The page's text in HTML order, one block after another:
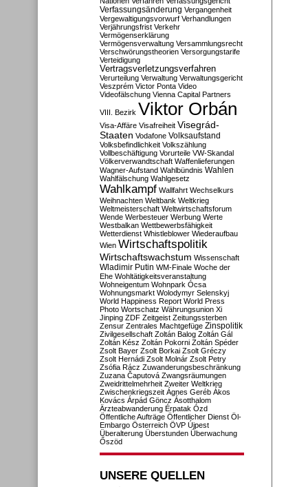
Verfassungsänderung Vergangenheit
Vergewaltigungsvorwurf Verhandlungen
Verjährungsfrist Verkehr
Vermögenserklärung
Vermögensverwaltung Versammlungsrecht
Verschwörungstheorien Versorgungstarife
Verteidigung
Vertragsverletzungsverfahren
Verurteilung Verwaltung Verwaltungsgericht
Veszprém Victor Ponta Video
Videofälschung Vienna Capital Partners
VIII. Bezirk Viktor Orbán
Visa-Affäre Visafreiheit Visegrád-
Staaten Vodafone Volksaufstand
Volksbefindlichkeit Volkszählung
Vollbeschäftigung Vorurteile VW-Skandal
Völkerverwandtschaft Waffenlieferungen
Wagner-Aufstand Wahlbündnis Wahlen
Wahlfälschung Wahlgesetz
Wahlkampf Wallfahrt Wechselkurs
Weihnachten Weltbank Weltkrieg
Weltmeisterschaft Weltwirtschaftsforum
Wende Werbesteuer Werbung Werte
Westbalkan Wettbewerbsfähigkeit
Wetterdienst Whistleblower Wiederaufbau
Wien Wirtschaftspolitik
Wirtschaftswachstum Wissenschaft
Wladimir Putin WM-Finale Woche der
Ehe Wohltätigkeitsveranstaltung
Wohneigentum Wohnpark Ócsa
Wohnungsmarkt Wolodymyr Selenskyj
World Happiness Report World Press
Photo Wortschatz Währungsunion Xi
Jinping ZDF Zeitgeist Zeitungssterben
Zensur Zentrales Machtgefüge Zinspolitik
Zivilgesellschaft Zoltán Balog Zoltán Gál
Zoltán Kész Zoltán Pokorni Zoltán Spéder
Zsolt Bayer Zsolt Borkai Zsolt Gréczy
Zsolt Hernádi Zsolt Molnár Zsolt Petry
Zsófia Rácz Zuwanderungsbeschränkung
Zuzana Čaputová Zwangsräumungen
Zweidrittelmehrheit Zweiter Weltkrieg
Zwischenkriegszeit Ágnes Geréb Ákos
Kovács Árpád Göncz Ásotthalom
Ärzteabwanderung Érpatak Ózd
Öffentliche Aufträge Öffentlicher Dienst Öl-
Embargo Österreich ÖVP Újpest
Überalterung Überstunden Überwachung
Őszöd
UNSERE QUELLEN